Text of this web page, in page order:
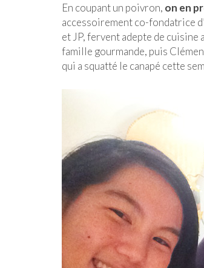
En coupant un poivron, on en
accessoirement co-fondatrice
et JP, fervent adepte de
famille gourmande, puis
qui a squatté le canapé cette